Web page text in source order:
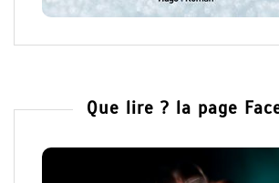
Que lire ? la page